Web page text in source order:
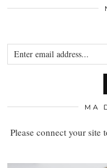
MA
Please connect your site